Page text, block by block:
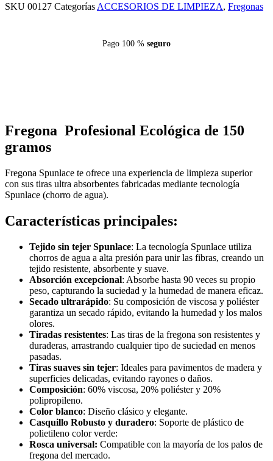
SKU 00127 Categorías ACCESORIOS DE LIMPIEZA, Fregonas
Pago 100 % seguro
Fregona Profesional Ecológica de 150
gramos
Fregona Spunlace te ofrece una experiencia de limpieza superior
con sus tiras ultra absorbentes fabricadas mediante tecnología
Spunlace (chorro de agua).
Características principales:
Tejido sin tejer Spunlace: La tecnología Spunlace utiliza
chorros de agua a alta presión para unir las fibras, creando un
tejido resistente, absorbente y suave.
Absorción excepcional: Absorbe hasta 90 veces su propio
peso, capturando la suciedad y la humedad de manera eficaz.
Secado ultrarápido: Su composición de viscosa y poliéster
garantiza un secado rápido, evitando la humedad y los malos
olores.
Tiradas resistentes: Las tiras de la fregona son resistentes y
duraderas, arrastrando cualquier tipo de suciedad en menos
pasadas.
Tiras suaves sin tejer: Ideales para pavimentos de madera y
superficies delicadas, evitando rayones o daños.
Composición: 60% viscosa, 20% poliéster y 20%
polipropileno.
Color blanco: Diseño clásico y elegante.
Casquillo Robusto y duradero: Soporte de plástico de
polietileno color verde:
Rosca universal: Compatible con la mayoría de los palos de
fregona del mercado.